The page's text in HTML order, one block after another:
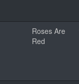
Roses Are
Red